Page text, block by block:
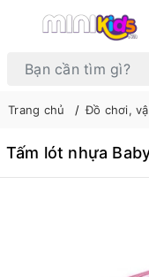
Trang chủ Đồ chơi,
Tấm lót nhựa